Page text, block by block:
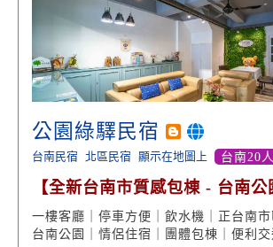
公園綠驛民宿
台南民宿 北區民宿 顯示在地圖上 台南20
【全新台南市質感包棟 - 台南公
一樓客廳｜停車方便｜飲水機｜正台南市
台南公園｜情侶住宿｜團體包棟｜便利交